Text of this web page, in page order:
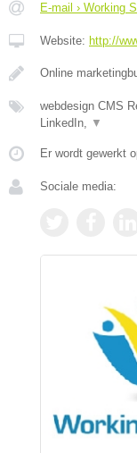
E-mail › Working
Website: http://
Online
webdesign CMS
LinkedIn,
▼
Er wordt gewerkt
Sociale media: